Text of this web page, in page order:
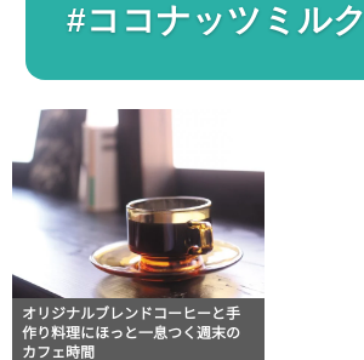
#ココナッツミルク
オリジナルブレンドコーヒーと手
作り料理にほっと一息つく週末の
カフェ時間